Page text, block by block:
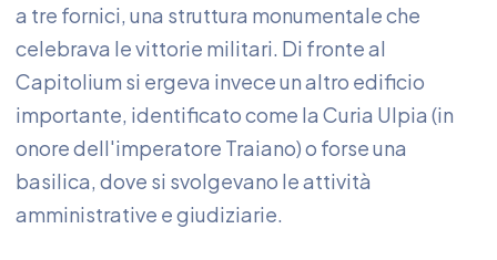
a tre fornici, una struttura monumentale che
celebrava le vittorie militari. Di fronte al
Capitolium si ergeva invece un altro edificio
importante, identificato come la Curia Ulpia (in
onore dell'imperatore Traiano) o forse una
basilica, dove si svolgevano le attività
amministrative e giudiziarie.